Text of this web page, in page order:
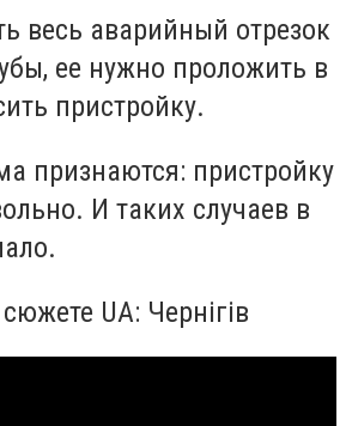
весь аварийный отрезок
ее нужно проложить в
пристройку.
признаются: пристройку
И таких случаев в
UA: Чернігів